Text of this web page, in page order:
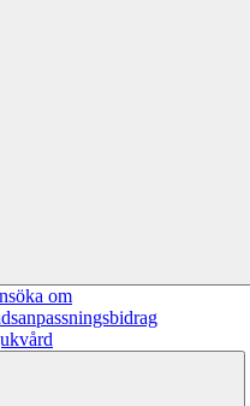
om